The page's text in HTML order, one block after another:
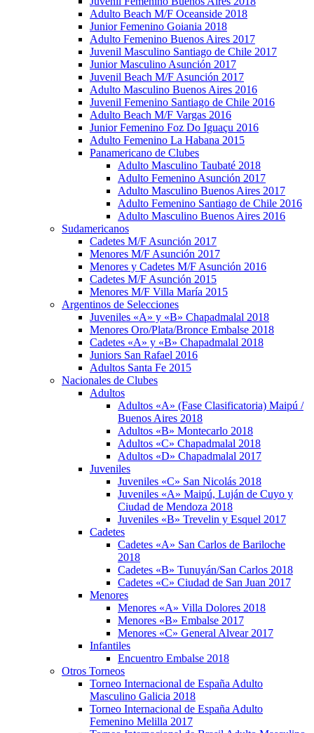
Adulto Beach M/F Oceanside 2018
Junior Femenino Goiania 2018
Adulto Femenino Buenos Aires 2017
Juvenil Masculino Santiago de Chile 2017
Junior Masculino Asunción 2017
Juvenil Beach M/F Asunción 2017
Adulto Masculino Buenos Aires 2016
Juvenil Femenino Santiago de Chile 2016
Adulto Beach M/F Vargas 2016
Junior Femenino Foz Do Iguaçu 2016
Adulto Femenino La Habana 2015
Panamericano de Clubes
Adulto Masculino Taubaté 2018
Adulto Femenino Asunción 2017
Adulto Masculino Buenos Aires 2017
Adulto Femenino Santiago de Chile 2016
Adulto Masculino Buenos Aires 2016
Sudamericanos
Cadetes M/F Asunción 2017
Menores M/F Asunción 2017
Menores y Cadetes M/F Asunción 2016
Cadetes M/F Asunción 2015
Menores M/F Villa María 2015
Argentinos de Selecciones
Juveniles «A» y «B» Chapadmalal 2018
Menores Oro/Plata/Bronce Embalse 2018
Cadetes «A» y «B» Chapadmalal 2018
Juniors San Rafael 2016
Adultos Santa Fe 2015
Nacionales de Clubes
Adultos
Adultos «A» (Fase Clasificatoria) Maipú /
Buenos Aires 2018
Adultos «B» Montecarlo 2018
Adultos «C» Chapadmalal 2018
Adultos «D» Chapadmalal 2017
Juveniles
Juveniles «C» San Nicolás 2018
Juveniles «A» Maipú, Luján de Cuyo y
Ciudad de Mendoza 2018
Juveniles «B» Trevelin y Esquel 2017
Cadetes
Cadetes «A» San Carlos de Bariloche
2018
Cadetes «B» Tunuyán/San Carlos 2018
Cadetes «C» Ciudad de San Juan 2017
Menores
Menores «A» Villa Dolores 2018
Menores «B» Embalse 2017
Menores «C» General Alvear 2017
Infantiles
Encuentro Embalse 2018
Otros Torneos
Torneo Internacional de España Adulto
Masculino Galicia 2018
Torneo Internacional de España Adulto
Femenino Melilla 2017